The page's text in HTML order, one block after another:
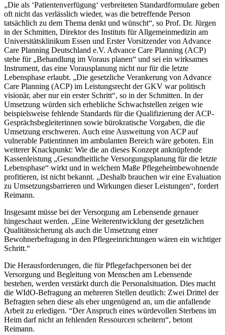
„Die als ‘Patientenverfügung‘ verbreiteten Standardformulare geben
oft nicht das verlässlich wieder, was die betreffende Person
tatsächlich zu dem Thema denkt und wünscht“, so Prof. Dr. Jürgen
in der Schmitten, Direktor des Instituts für Allgemeinmedizin am
Universitätsklinikum Essen und Erster Vorsitzender von Advance
Care Planning Deutschland e.V. Advance Care Planning (ACP)
stehe für „Behandlung im Voraus planen“ und sei ein wirksames
Instrument, das eine Vorausplanung nicht nur für die letzte
Lebensphase erlaubt. „Die gesetzliche Verankerung von Advance
Care Planning (ACP) im Leistungsrecht der GKV war politisch
visionär, aber nur ein erster Schritt“, so in der Schmitten. In der
Umsetzung würden sich erhebliche Schwachstellen zeigen wie
beispielsweise fehlende Standards für die Qualifizierung der ACP-
Gesprächsbegleiterinnen sowie bürokratische Vorgaben, die die
Umsetzung erschweren. Auch eine Ausweitung von ACP auf
vulnerable Patientinnen im ambulanten Bereich wäre geboten. Ein
weiterer Knackpunkt: Wie die an dieses Konzept anknüpfende
Kassenleistung „Gesundheitliche Versorgungsplanung für die letzte
Lebensphase“ wirkt und in welchem Maße Pflegeheimbewohnende
profitieren, ist nicht bekannt. „Deshalb brauchen wir eine Evaluation
zu Umsetzungsbarrieren und Wirkungen dieser Leistungen“, fordert
Reimann.
Insgesamt müsse bei der Versorgung am Lebensende genauer
hingeschaut werden. „Eine Weiterentwicklung der gesetzlichen
Qualitätssicherung als auch die Umsetzung einer
Bewohnerbefragung in den Pflegeeinrichtungen wären ein wichtiger
Schritt.“
Die Herausforderungen, die für Pflegefachpersonen bei der
Versorgung und Begleitung von Menschen am Lebensende
bestehen, werden verstärkt durch die Personalsituation. Dies macht
die WIdO-Befragung an mehreren Stellen deutlich: Zwei Drittel der
Befragten sehen diese als eher ungenügend an, um die anfallende
Arbeit zu erledigen. “Der Anspruch eines würdevollen Sterbens im
Heim darf nicht an fehlenden Ressourcen scheitern“, betont
Reimann.